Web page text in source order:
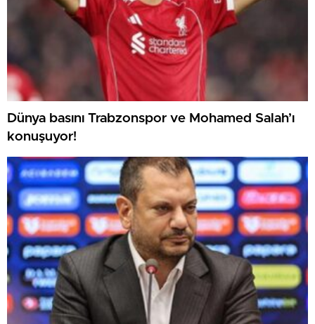
Dünya basını Trabzonspor ve Mohamed Salah’ı
konuşuyor!